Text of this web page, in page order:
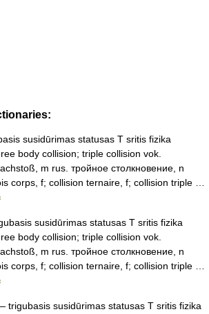
susidūrimas statusas T sritis fizika
body collision; triple collision vok.
m rus. тройное столкновение, n
corps, f; collision ternaire, f; collision triple …
susidūrimas statusas T sritis fizika
body collision; triple collision vok.
m rus. тройное столкновение, n
corps, f; collision ternaire, f; collision triple …
trigubasis susidūrimas statusas T sritis fizika